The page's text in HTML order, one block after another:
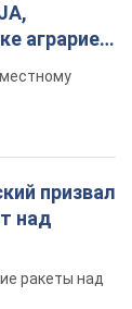
аграриев.
призвал
над
ракеты над